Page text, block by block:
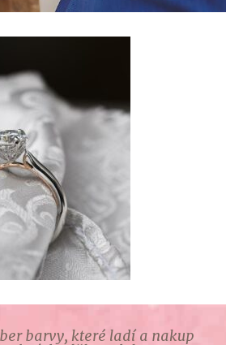
barvy, které ladí a nakup